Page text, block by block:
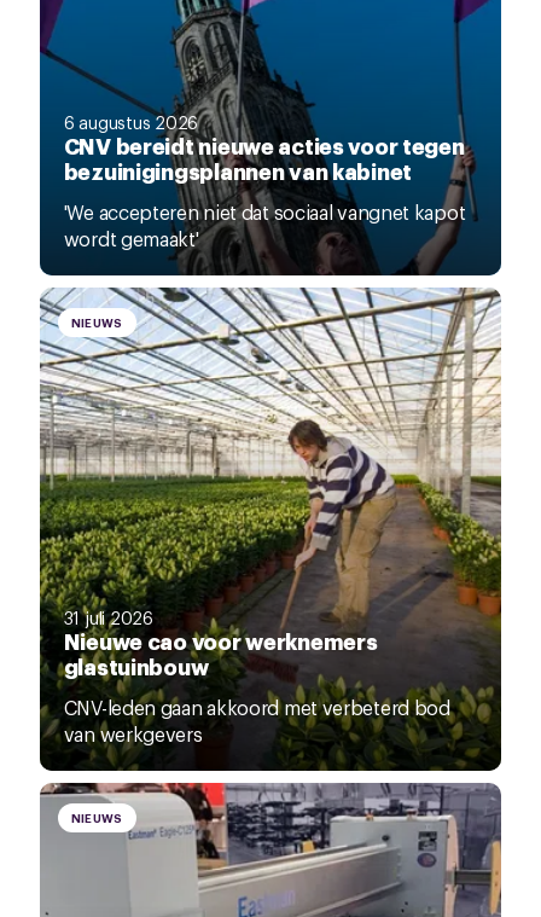
6 augustus 2026
CNV bereidt nieuwe acties voor tegen
bezuinigingsplannen van kabinet
'We accepteren niet dat sociaal vangnet kapot
wordt gemaakt'
NIEUWS
31 juli 2026
Nieuwe cao voor werknemers
glastuinbouw
CNV-leden gaan akkoord met verbeterd bod
van werkgevers
NIEUWS